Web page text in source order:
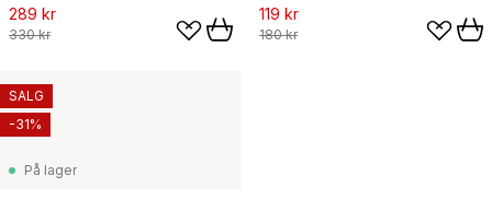
289 kr
330 kr
119 kr
180 kr
På lager
SALG
-31%